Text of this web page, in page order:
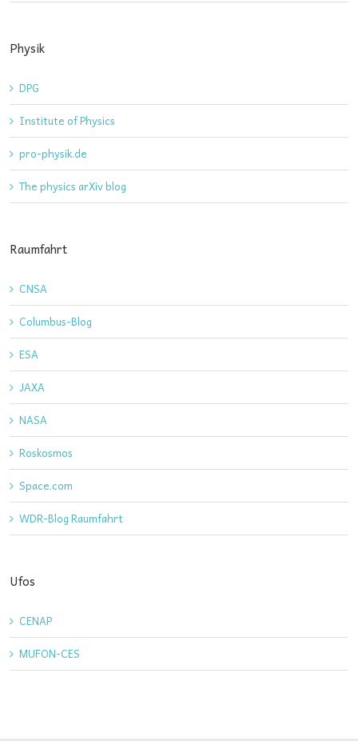
Physik
DPG
Institute of Physics
pro-physik.de
The physics arXiv blog
Raumfahrt
CNSA
Columbus-Blog
ESA
JAXA
NASA
Roskosmos
Space.com
WDR-Blog Raumfahrt
Ufos
CENAP
MUFON-CES